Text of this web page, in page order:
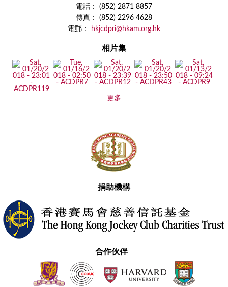
電話： (852) 2871 8857
傳真： (852) 2296 4628
電郵：
hkjcdpri@hkam.org.hk
相片集
更多
捐助機構
合作伙伴